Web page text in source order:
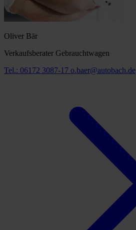
Oliver Bär
Verkaufsberater Gebrauchtwagen
Tel.: 06172 3087-17 o.baer@autobach.de